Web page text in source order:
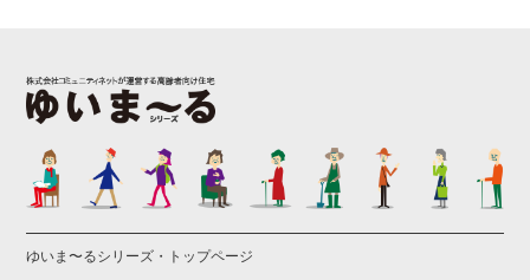
ゆいま〜るシリーズ・トップページ